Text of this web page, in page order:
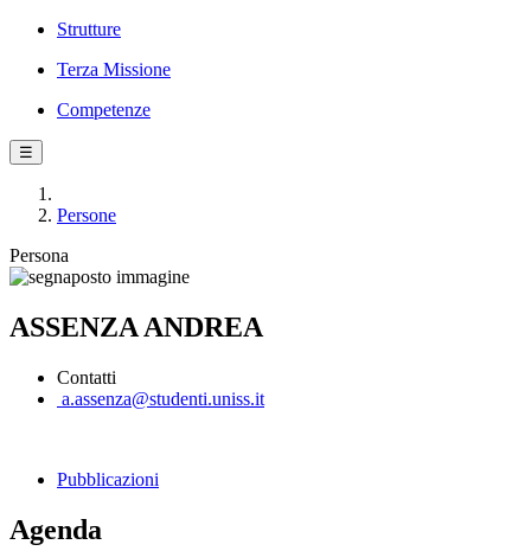
Strutture
Terza Missione
Competenze
☰
Persone
Persona
ASSENZA ANDREA
Contatti
a.assenza@studenti.uniss.it
Pubblicazioni
Agenda